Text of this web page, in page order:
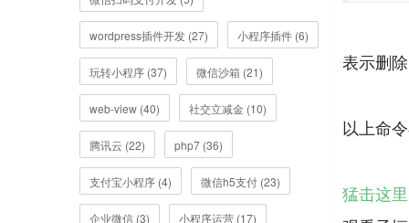
wordpress插件开发 (27) 小程序插件 (6)
玩转小程序 (37) 微信沙箱 (21)
web-view (40) 社交立减金 (10)
腾讯云 (22) php7 (36)
支付宝小程序 (4) 微信h5支付 (23)
企业微信 (3) 小程序运营 (17)
表示删
以上命
猛击这里